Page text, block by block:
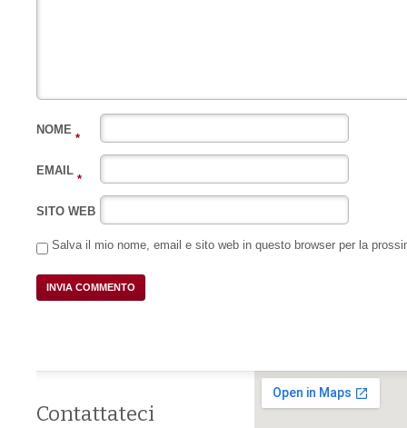
NOME
*
EMAIL
*
SITO WEB
Salva il mio nome, email e sito web in questo browser per la
Contattateci